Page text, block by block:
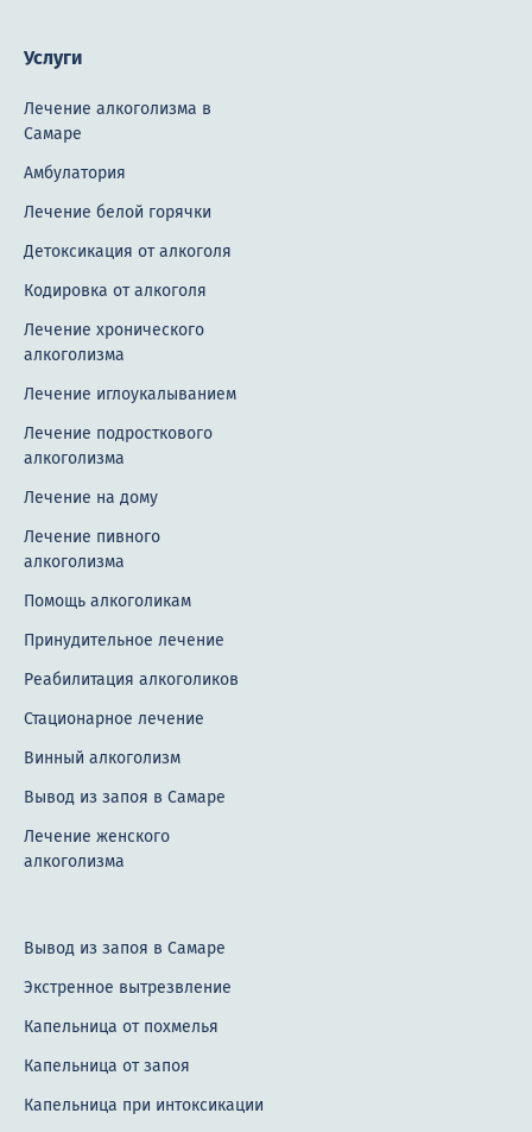
Услуги
Лечение алкоголизма в
Самаре
Амбулатория
Лечение белой горячки
Детоксикация от алкоголя
Кодировка от алкоголя
Лечение хронического
алкоголизма
Лечение иглоукалыванием
Лечение подросткового
алкоголизма
Лечение на дому
Лечение пивного
алкоголизма
Помощь алкоголикам
Принудительное лечение
Реабилитация алкоголиков
Стационарное лечение
Винный алкоголизм
Вывод из запоя в Самаре
Лечение женского
алкоголизма
Вывод из запоя в Самаре
Экстренное вытрезвление
Капельница от похмелья
Капельница от запоя
Капельница при интоксикации